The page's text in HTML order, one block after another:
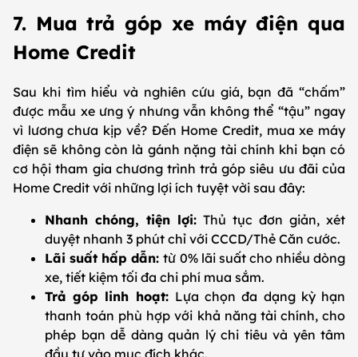
7. Mua trả góp xe máy điện qua
Home Credit
Sau khi tìm hiểu và nghiên cứu giá, bạn đã “chấm”
được mẫu xe ưng ý nhưng vẫn không thể “tậu” ngay
vì lương chưa kịp về? Đến Home Credit, mua xe máy
điện sẽ không còn là gánh nặng tài chính khi bạn có
cơ hội tham gia chương trình trả góp siêu ưu đãi của
Home Credit với những lợi ích tuyệt vời sau đây:
Nhanh chóng, tiện lợi: Thủ tục đơn giản, xét
duyệt nhanh 3 phút chỉ với CCCD/Thẻ Căn cước.
Lãi suất hấp dẫn:từ 0% lãi suất cho nhiều dòng
xe, tiết kiệm tối đa chi phí mua sắm.
Trả góp linh hoạt: Lựa chọn đa dạng kỳ hạn
thanh toán phù hợp với khả năng tài chính, cho
phép bạn dễ dàng quản lý chi tiêu và yên tâm
đầu tư vào mục đích khác.